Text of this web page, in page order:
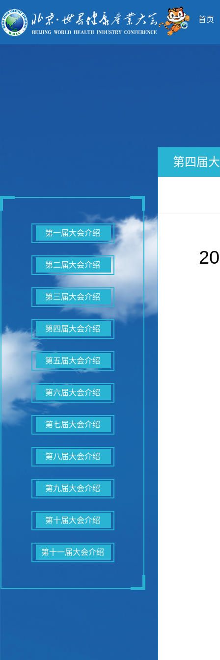
首页
第一届大会介绍
第二届大会介绍
第三届大会介绍
第四届大会介绍
第五届大会介绍
第六届大会介绍
第七届大会介绍
第八届大会介绍
第九届大会介绍
第十届大会介绍
第十一届大会介绍
第四届